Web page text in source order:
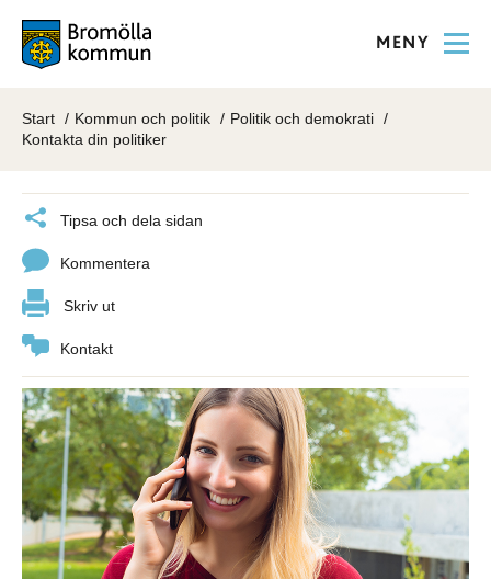
MENY
Start Kommun och politik
Politik och demokrati
Kontakta din politiker
Tipsa och dela sidan
Kommentera
Skriv ut
Kontakt